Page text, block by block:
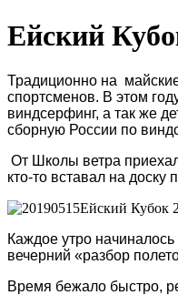
Ейский
Традиционно на
спортсменов. В этом
виндсерфинг, а так же
сборную России по
От Школы ветра
кто-то вставал на доску
Каждое утро
вечерний «разбор
Время бежало быстро,